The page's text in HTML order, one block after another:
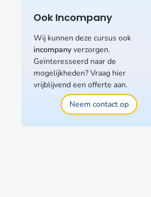
Ook Incompany
Wij kunnen deze cursus ook
incompanyverzorgen.
Geïnteresseerd naar de
mogelijkheden? Vraag hier
vrijblijvend een offerte aan.
Neem contact op